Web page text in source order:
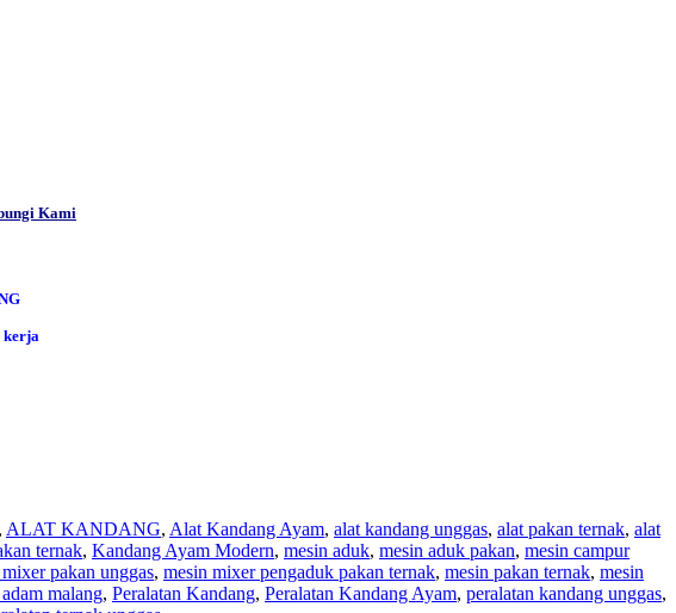
Kami
kerja
ALAT KANDANG, Alat Kandang Ayam, alat kandang unggas, alat pakan ternak, alat
ternak, Kandang Ayam Modern, mesin aduk, mesin aduk pakan, mesin campur
pakan unggas, mesin mixer pengaduk pakan ternak, mesin pakan ternak, mesin
malang, Peralatan Kandang, Peralatan Kandang Ayam, peralatan kandang unggas,